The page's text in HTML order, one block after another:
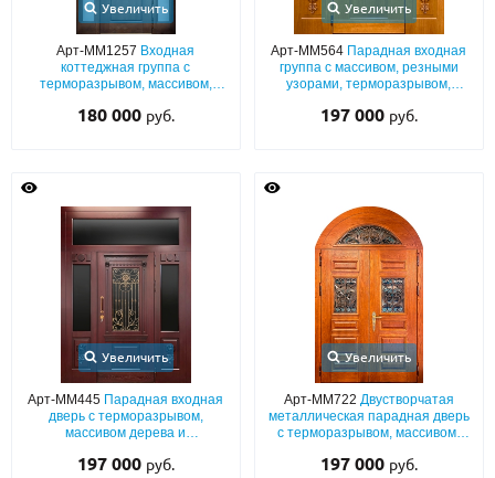
Увеличить
Арт-ММ1257 Входная
коттеджная группа с
терморазрывом, массивом,
180 000 руб.
Увеличить
Арт-ММ564 Парадная входная
группа с массивом, резными
узорами, терморазрывом,
197 000 руб.
Увеличить
Арт-ММ445 Парадная входная
дверь с терморазрывом,
массивом дерева и
ковкой
197 000 руб.
Увеличить
Арт-ММ722 Двустворчатая
металлическая парадная дверь
с терморазрывом, массивом,
витражным стеклом
197 000 руб.